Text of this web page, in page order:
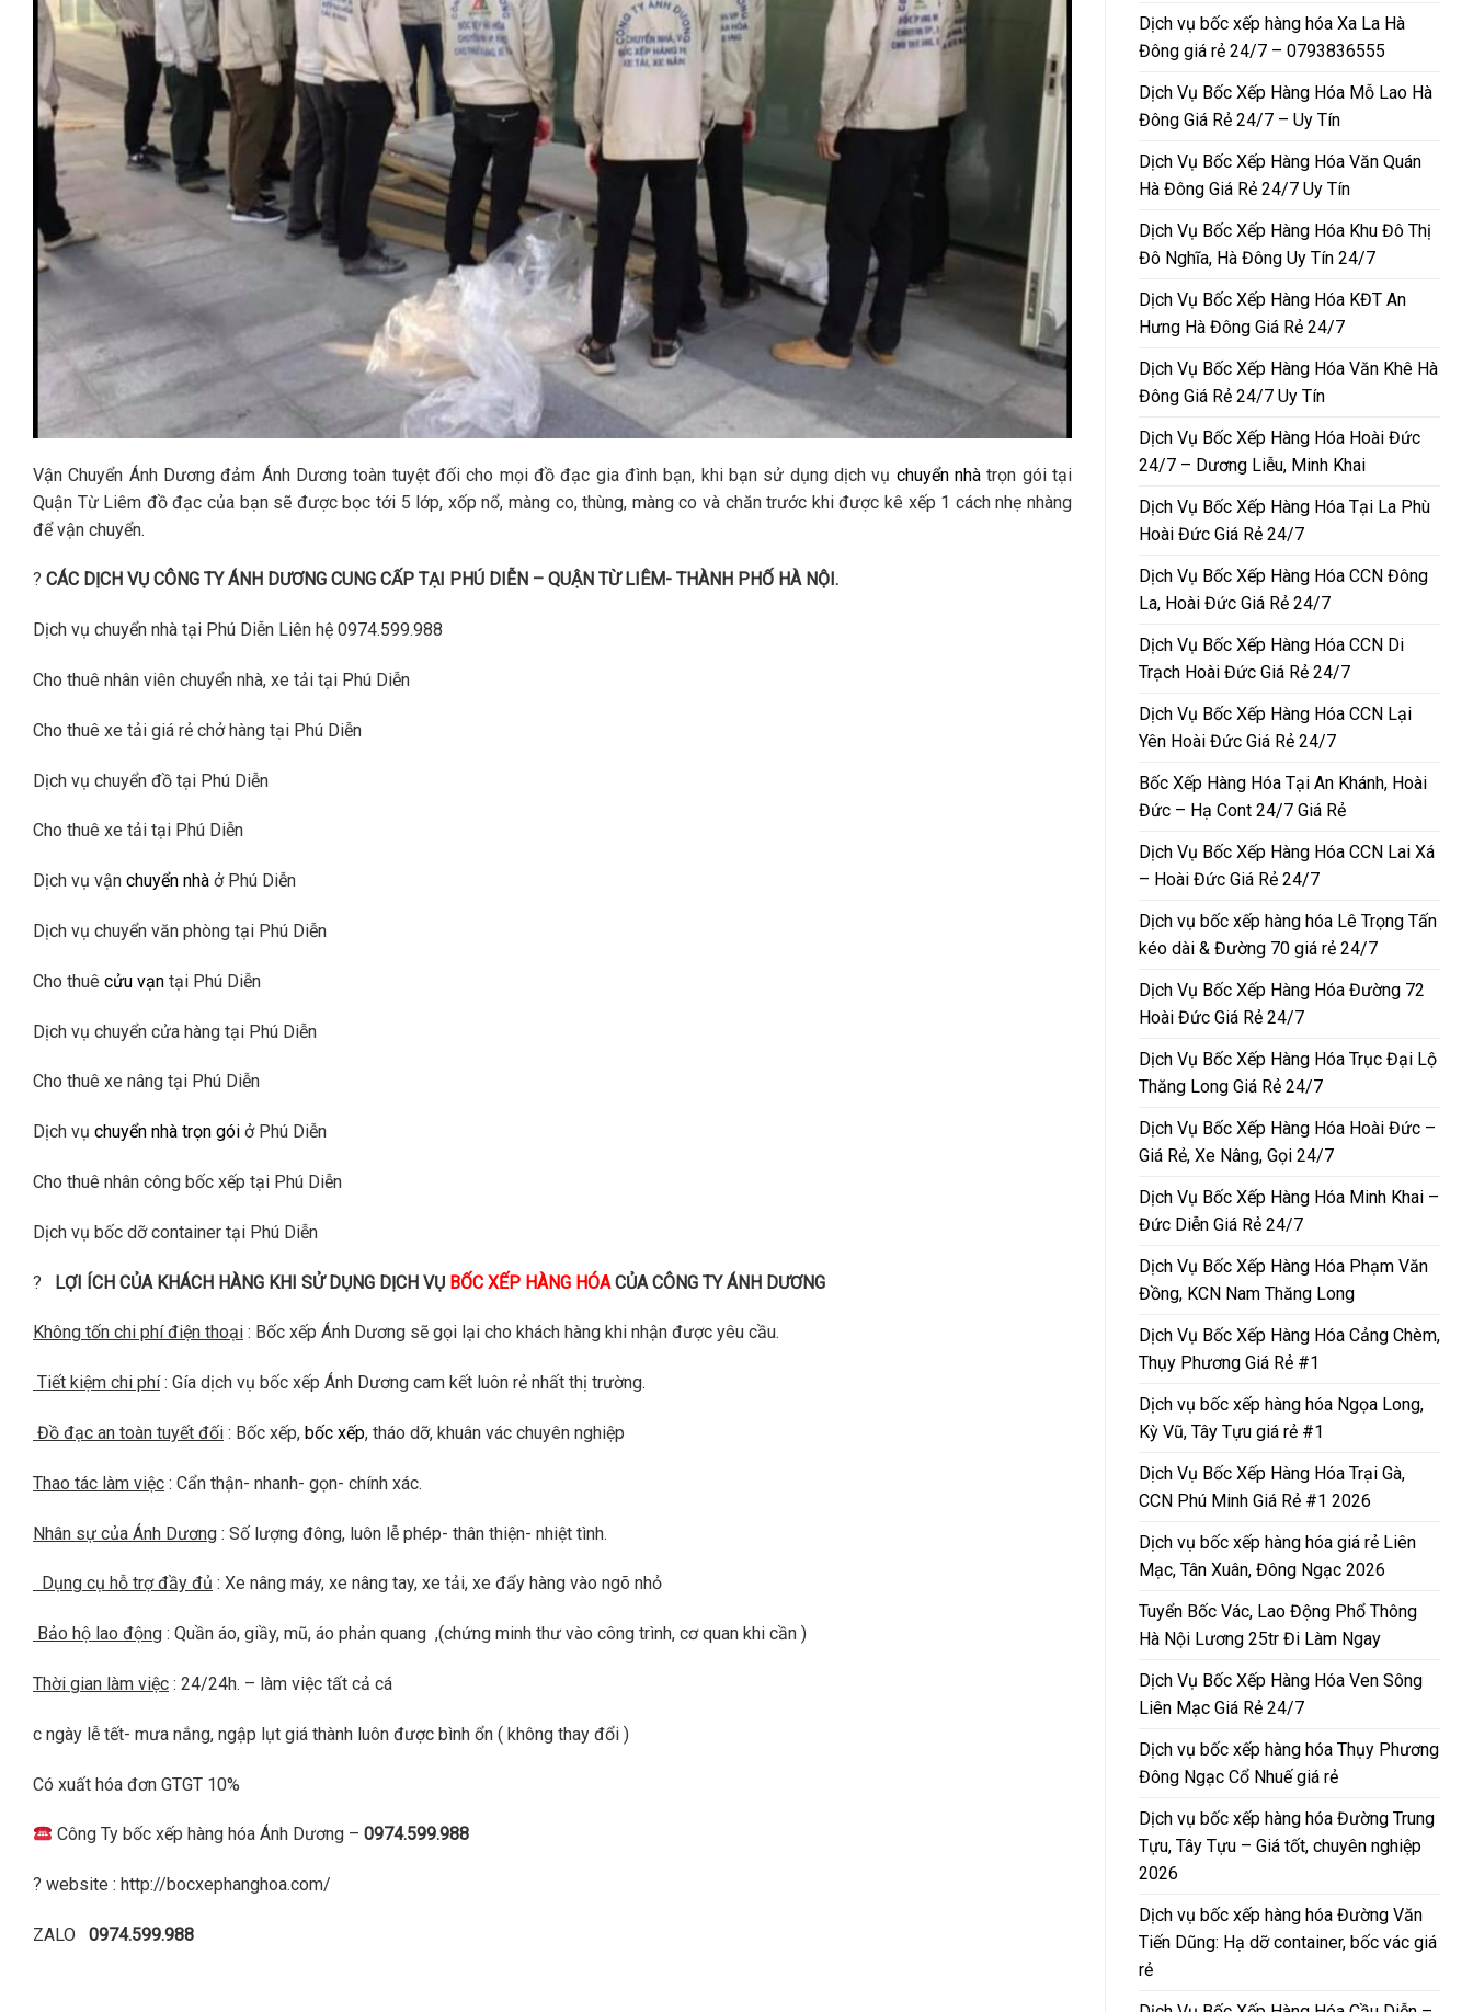
Vận Chuyển Ánh Dương đảm Ánh Dương toàn tuyệt đối cho mọi đồ đạc gia đình bạn, khi bạn sử dụng dịch vụ chuyển nhà trọn gói tại
Quận Từ Liêm đồ đạc của bạn sẽ được bọc tới 5 lớp, xốp nổ, màng co, thùng, màng co và chăn trước khi được kê xếp 1 cách nhẹ nhàng
để vận chuyển.
? CÁC DỊCH VỤ CÔNG TY ÁNH DƯƠNG CUNG CẤP TẠI PHÚ DIỄN – QUẬN TỪ LIÊM- THÀNH PHỐ HÀ NỘI.
Dịch vụ chuyển nhà tại Phú Diễn Liên hệ 0974.599.988
Cho thuê nhân viên chuyển nhà, xe tải tại Phú Diễn
Cho thuê xe tải giá rẻ chở hàng tại Phú Diễn
Dịch vụ chuyển đồ tại Phú Diễn
Cho thuê xe tải tại Phú Diễn
Dịch vụ vận chuyển nhà ở Phú Diễn
Dịch vụ chuyển văn phòng tại Phú Diễn
Cho thuê cửu vạn tại Phú Diễn
Dịch vụ chuyển cửa hàng tại Phú Diễn
Cho thuê xe nâng tại Phú Diễn
Dịch vụ chuyển nhà trọn gói ở Phú Diễn
Cho thuê nhân công bốc xếp tại Phú Diễn
Dịch vụ bốc dỡ container tại Phú Diễn
? LỢI ÍCH CỦA KHÁCH HÀNG KHI SỬ DỤNG DỊCH VỤ BỐC XẾP HÀNG HÓA CỦA CÔNG TY ÁNH DƯƠNG
Không tốn chi phí điện thoại : Bốc xếp Ánh Dương sẽ gọi lại cho khách hàng khi nhận được yêu cầu.
Tiết kiệm chi phí: Gía dịch vụ bốc xếp Ánh Dương cam kết luôn rẻ nhất thị trường.
Đồ đạc an toàn tuyết đối : Bốc xếp, bốc xếp, tháo dỡ, khuân vác chuyên nghiệp
Thao tác làm việc : Cẩn thận- nhanh- gọn- chính xác.
Nhân sự của Ánh Dương : Số lượng đông, luôn lễ phép- thân thiện- nhiệt tình.
Dụng cụ hỗ trợ đầy đủ : Xe nâng máy, xe nâng tay, xe tải, xe đẩy hàng vào ngõ nhỏ
Bảo hộ lao động : Quần áo, giầy, mũ, áo phản quang ,(chứng minh thư vào công trình, cơ quan khi cần )
Thời gian làm việc : 24/24h. – làm việc tất cả cá
c ngày lễ tết- mưa nắng, ngập lụt giá thành luôn được bình ổn ( không thay đổi )
Có xuất hóa đơn GTGT 10%
Công Ty bốc xếp hàng hóa Ánh Dương –0974.599.988
? website : http://bocxephanghoa.com/
ZALO 0974.599.988
Dịch vụ bốc xếp hàng hóa Xa La Hà
Đông giá rẻ 24/7 – 0793836555
Dịch Vụ Bốc Xếp Hàng Hóa Mỗ Lao Hà
Đông Giá Rẻ 24/7 – Uy Tín
Dịch Vụ Bốc Xếp Hàng Hóa Văn Quán
Hà Đông Giá Rẻ 24/7 Uy Tín
Dịch Vụ Bốc Xếp Hàng Hóa Khu Đô Thị
Đô Nghĩa, Hà Đông Uy Tín 24/7
Dịch Vụ Bốc Xếp Hàng Hóa KĐT An
Hưng Hà Đông Giá Rẻ 24/7
Dịch Vụ Bốc Xếp Hàng Hóa Văn Khê Hà
Đông Giá Rẻ 24/7 Uy Tín
Dịch Vụ Bốc Xếp Hàng Hóa Hoài Đức
24/7 – Dương Liễu, Minh Khai
Dịch Vụ Bốc Xếp Hàng Hóa Tại La Phù
Hoài Đức Giá Rẻ 24/7
Dịch Vụ Bốc Xếp Hàng Hóa CCN Đông
La, Hoài Đức Giá Rẻ 24/7
Dịch Vụ Bốc Xếp Hàng Hóa CCN Di
Trạch Hoài Đức Giá Rẻ 24/7
Dịch Vụ Bốc Xếp Hàng Hóa CCN Lại
Yên Hoài Đức Giá Rẻ 24/7
Bốc Xếp Hàng Hóa Tại An Khánh, Hoài
Đức – Hạ Cont 24/7 Giá Rẻ
Dịch Vụ Bốc Xếp Hàng Hóa CCN Lai Xá
– Hoài Đức Giá Rẻ 24/7
Dịch vụ bốc xếp hàng hóa Lê Trọng Tấn
kéo dài & Đường 70 giá rẻ 24/7
Dịch Vụ Bốc Xếp Hàng Hóa Đường 72
Hoài Đức Giá Rẻ 24/7
Dịch Vụ Bốc Xếp Hàng Hóa Trục Đại Lộ
Thăng Long Giá Rẻ 24/7
Dịch Vụ Bốc Xếp Hàng Hóa Hoài Đức –
Giá Rẻ, Xe Nâng, Gọi 24/7
Dịch Vụ Bốc Xếp Hàng Hóa Minh Khai –
Đức Diễn Giá Rẻ 24/7
Dịch Vụ Bốc Xếp Hàng Hóa Phạm Văn
Đồng, KCN Nam Thăng Long
Dịch Vụ Bốc Xếp Hàng Hóa Cảng Chèm,
Thụy Phương Giá Rẻ #1
Dịch vụ bốc xếp hàng hóa Ngọa Long,
Kỳ Vũ, Tây Tựu giá rẻ #1
Dịch Vụ Bốc Xếp Hàng Hóa Trại Gà,
CCN Phú Minh Giá Rẻ #1 2026
Dịch vụ bốc xếp hàng hóa giá rẻ Liên
Mạc, Tân Xuân, Đông Ngạc 2026
Tuyển Bốc Vác, Lao Động Phổ Thông
Hà Nội Lương 25tr Đi Làm Ngay
Dịch Vụ Bốc Xếp Hàng Hóa Ven Sông
Liên Mạc Giá Rẻ 24/7
Dịch vụ bốc xếp hàng hóa Thụy Phương
Đông Ngạc Cổ Nhuế giá rẻ
Dịch vụ bốc xếp hàng hóa Đường Trung
Tựu, Tây Tựu – Giá tốt, chuyên nghiệp
2026
Dịch vụ bốc xếp hàng hóa Đường Văn
Tiến Dũng: Hạ dỡ container, bốc vác giá
rẻ